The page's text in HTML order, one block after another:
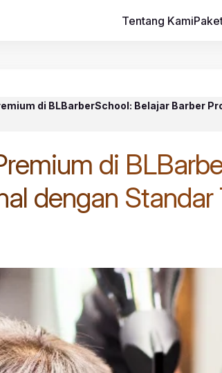
Tentang Kami
di BLBarberSchool: Belajar Barber
di
dengan Standar